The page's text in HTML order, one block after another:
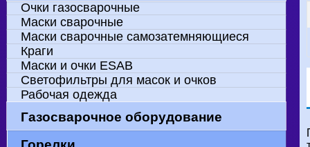
Очки газосварочные
Маски сварочные
Маски сварочные самозатемняющиеся
Краги
Маски и очки ESAB
Светофильтры для масок и очков
Рабочая одежда
Газосварочное оборудование